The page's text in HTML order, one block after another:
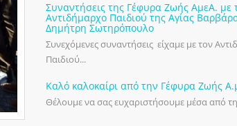
Συναντήσεις της Γέφυρα Ζωής ΑμεΑ. με
Αντιδήμαρχο Παιδιού της Αγίας
Δημήτρη Σωτηρόπουλο
Συνεχόμενες συναντήσεις είχαμε με τον
Παιδιού...
Καλό καλοκαίρι από την Γέφυρα Ζωής
Θέλουμε να σας ευχαριστήσουμε μέσα από